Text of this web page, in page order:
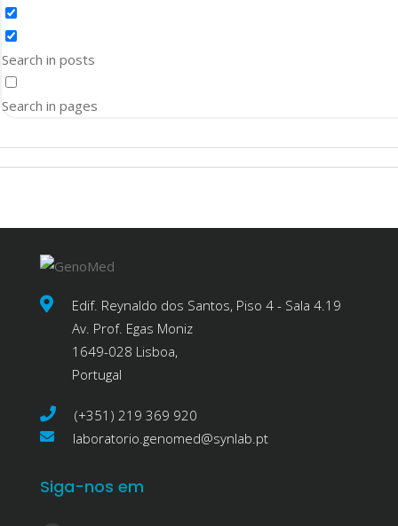
Search in posts
Search in pages
Edif. Reynaldo dos Santos, Piso 4 - Sala 4.19
Av. Prof. Egas Moniz
1649-028 Lisboa,
Portugal
(+351) 219 369 920
laboratorio.genomed@synlab.pt
Siga-nos em